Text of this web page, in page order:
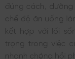
đúng cách,
chế độ ăn uống
kết hợp với lối
trọng trong việc
nhanh chóng hồi